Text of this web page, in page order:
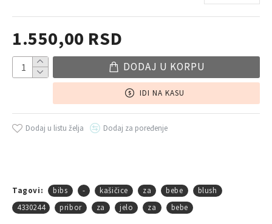
1.550,00 RSD
DODAJ U KORPU
IDI NA KASU
Dodaj u listu želja Dodaj za poređenje
Tagovi: bibs - kašičice za bebe
blush
4330244
pribor za jelo za bebe